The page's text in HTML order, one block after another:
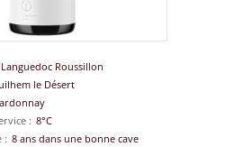
Languedoc Roussillon
le Désert
8°C
8 ans dans une bonne cave